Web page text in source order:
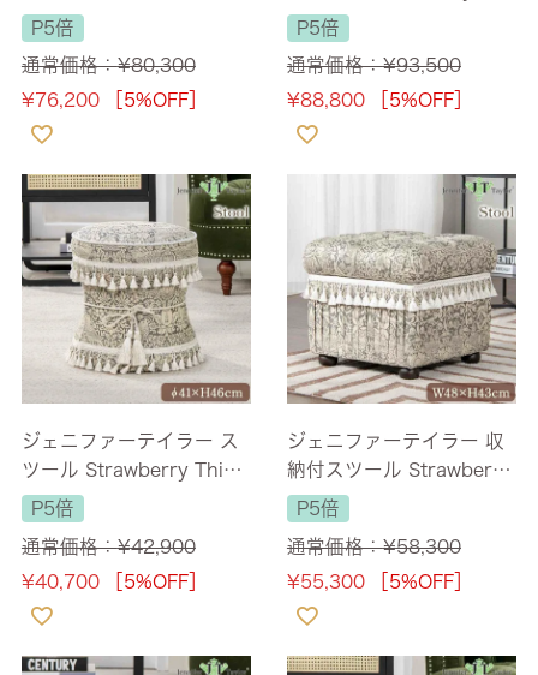
erry Thief 幅135cm 2人
掛け 【送料無料】
P5倍
通常価格：¥80,300
¥76,200 ［5%OFF］
ef-GR 高さ180cm 【送料
無料】
P5倍
通常価格：¥93,500
¥88,800 ［5%OFF］
ジェニファーテイラー ス
ツール Strawberry Thief-
GR 直径41cm ラウンド
【送料無料】
P5倍
通常価格：¥42,900
¥40,700 ［5%OFF］
ジェニファーテイラー 収
納付スツール Strawberry
Thief-GR 幅48cm スクエ
ア 【送料無料】
P5倍
通常価格：¥58,300
¥55,300 ［5%OFF］